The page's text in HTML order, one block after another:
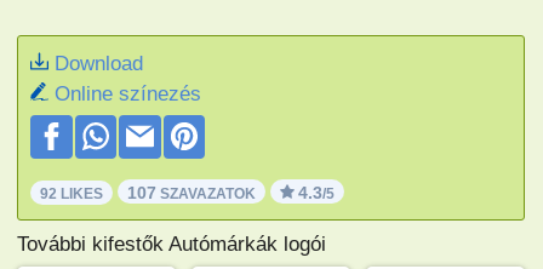
Download
Online színezés
92 LIKES 107 SZAVAZATOK 4.3/5
További kifestők Autómárkák logói